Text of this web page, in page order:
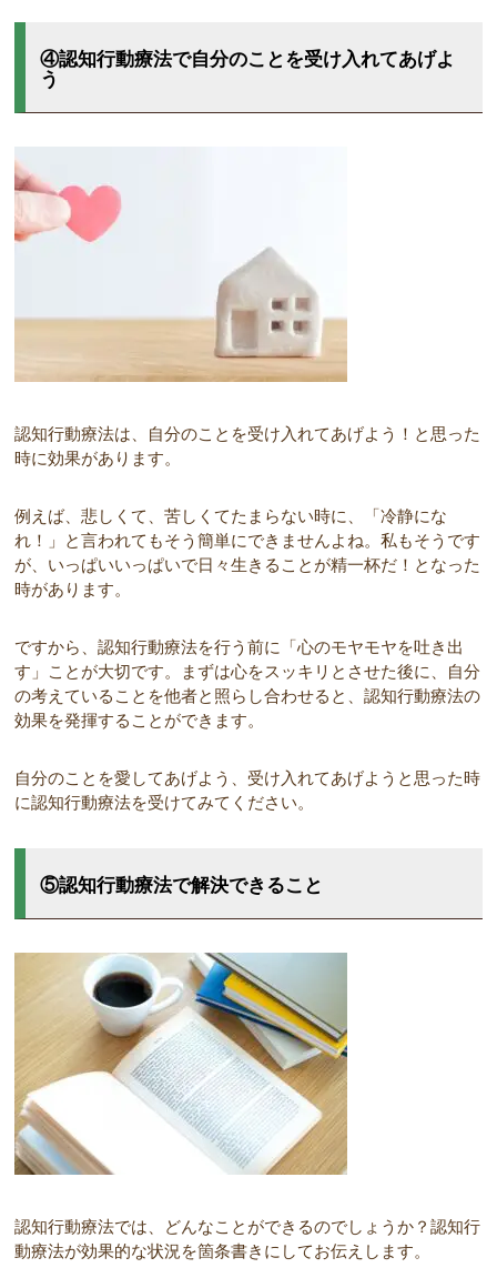
④認知行動療法で自分のことを受け入れてあげよ
う
認知行動療法は、自分のことを受け入れてあげよう！と思った
時に効果があります。
例えば、悲しくて、苦しくてたまらない時に、「冷静にな
れ！」と言われてもそう簡単にできませんよね。私もそうです
が、いっぱいいっぱいで日々生きることが精一杯だ！となった
時があります。
ですから、認知行動療法を行う前に「心のモヤモヤを吐き出
す」ことが大切です。まずは心をスッキリとさせた後に、自分
の考えていることを他者と照らし合わせると、認知行動療法の
効果を発揮することができます。
自分のことを愛してあげよう、受け入れてあげようと思った時
に認知行動療法を受けてみてください。
⑤認知行動療法で解決できること
認知行動療法では、どんなことができるのでしょうか？認知行
動療法が効果的な状況を箇条書きにしてお伝えします。